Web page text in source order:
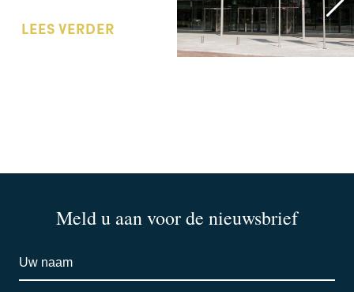
LEES VERDER
Meld u aan voor de nieuwsbrief